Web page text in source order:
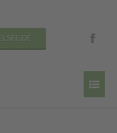
bietet Stellplätze für Dauer-